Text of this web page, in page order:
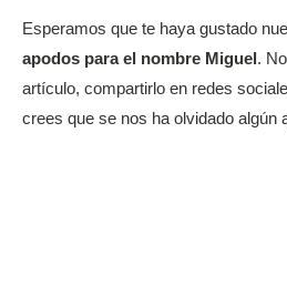
Esperamos que te haya gustado
apodos para el nombre Miguel.
artículo, compartirlo en redes
crees que se nos ha olvidado algún